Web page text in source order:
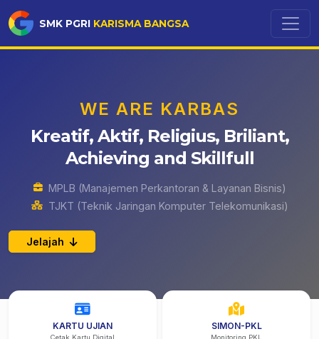
SMK PGRI KARISMA BANGSA
WE ARE KARBAS
Kreatif, Aktif, Religius, Briliant,
Achieving and Skillfull
MPLB (Manajemen Perkantoran & Layanan Bisnis)
TJKT (Teknik Jaringan Komputer Telekomunikasi)
Jelajah
KARTU UJIAN
Cetak Kartu Digital
SIMON-PKL
Monitoring PKL